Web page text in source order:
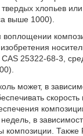
хлопьев
выше 1000).
воплощении
25322-68-3,
может, в
скорость
в
Также